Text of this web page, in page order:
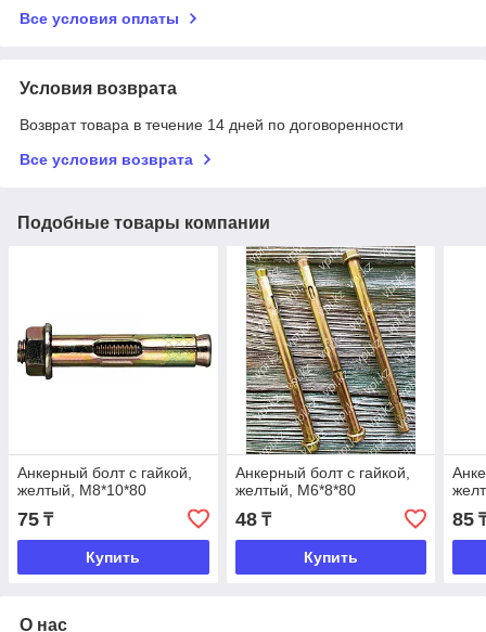
Все условия оплаты
Условия возврата
Возврат товара в течение 14 дней по договоренности
Все условия возврата
Подобные товары компании
Анкерный болт с гайкой,
желтый, М8*10*80
75 ₸
Купить
Анкерный болт с гайкой,
желтый, М6*8*80
48₸
Купить
85
О нас